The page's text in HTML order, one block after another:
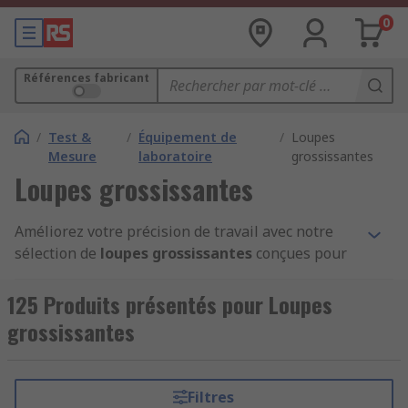
0
Références fabricant
/ Test &
Mesure
/ Équipement de
laboratoire
/ Loupes
grossissantes
Loupes grossissantes
Améliorez votre précision de travail avec notre
sélection de loupes grossissantes conçues pour
maintenance ou de l’horlogerie. Que vous
cherchiez uneloupe éclairante, uneloupe de
bijoutierou uneloupe de poche
Une gamme complète pour tous les besoins
125 Produits présentés pour Loupes
grossissantes
Filtres